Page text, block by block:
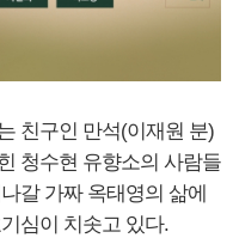
친구인 만석(이재원 분)
청수현 유향소의 사람들
갈 가짜 옥태영의 삶에
심이 치솟고 있다.